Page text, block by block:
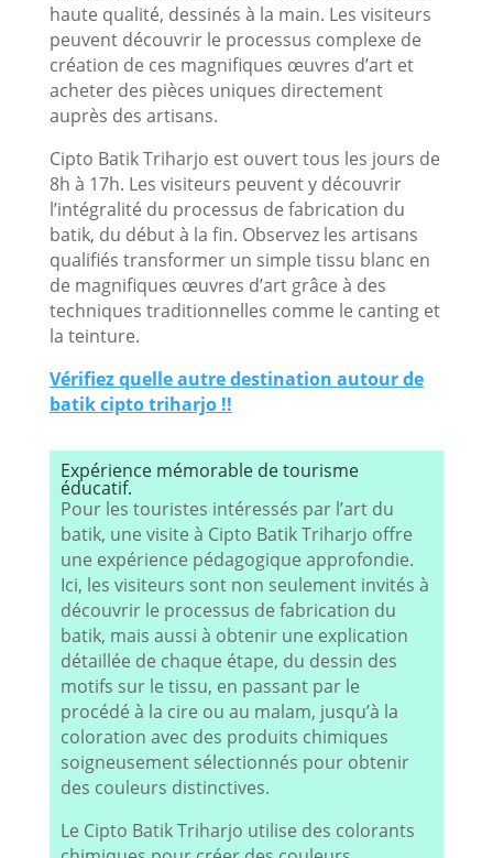
haute qualité, dessinés à la main. Les visiteurs
peuvent découvrir le processus complexe de
création de ces magnifiques œuvres d’art et
acheter des pièces uniques directement
auprès des artisans.
Cipto Batik Triharjo est ouvert tous les jours de
8h à 17h. Les visiteurs peuvent y découvrir
l’intégralité du processus de fabrication du
batik, du début à la fin. Observez les artisans
qualifiés transformer un simple tissu blanc en
de magnifiques œuvres d’art grâce à des
techniques traditionnelles comme le canting et
la teinture.
Vérifiez quelle autre destination autour de
batik cipto triharjo !!
Expérience mémorable de tourisme
éducatif.
Pour les touristes intéressés par l’art du
batik, une visite à Cipto Batik Triharjo offre
une expérience pédagogique approfondie.
Ici, les visiteurs sont non seulement invités à
découvrir le processus de fabrication du
batik, mais aussi à obtenir une explication
détaillée de chaque étape, du dessin des
motifs sur le tissu, en passant par le
procédé à la cire ou au malam, jusqu’à la
coloration avec des produits chimiques
soigneusement sélectionnés pour obtenir
des couleurs distinctives.
Le Cipto Batik Triharjo utilise des colorants